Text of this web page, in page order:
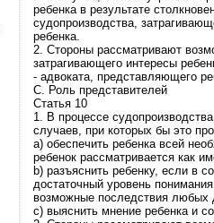
ребенка в результате
судопроизводства,
ребенка.
2. Стороны рассматривают
затрагивающего интересы
- адвоката, представляющего
C. Роль представителей
Статья 10
1. В процессе
случаев, при которых бы это
a) обеспечить ребенка всей
ребенок рассматривается как
b) разъяснить ребенку, если в
достаточный уровень
возможные последствия любых
c) выяснить мнение ребенка и